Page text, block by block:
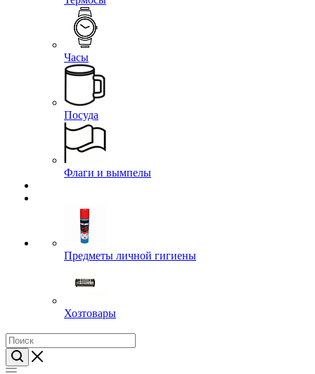
Часы
Посуда
Флаги и вымпелы
Предметы личной гигиены
Хозтовары